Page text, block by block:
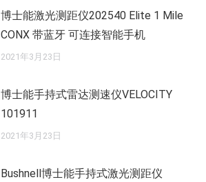
博士能激光测距仪202540 Elite 1 Mile
CONX 带蓝牙 可连接智能手机
2021年3月23日
博士能手持式雷达测速仪VELOCITY
101911
2021年3月23日
Bushnell博士能手持式激光测距仪